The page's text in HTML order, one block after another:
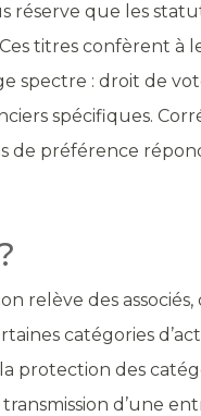
réserve que les
titres confèrent à
spectre : droit de
spécifiques.
de préférence
relève des
catégories
protection des
d’une